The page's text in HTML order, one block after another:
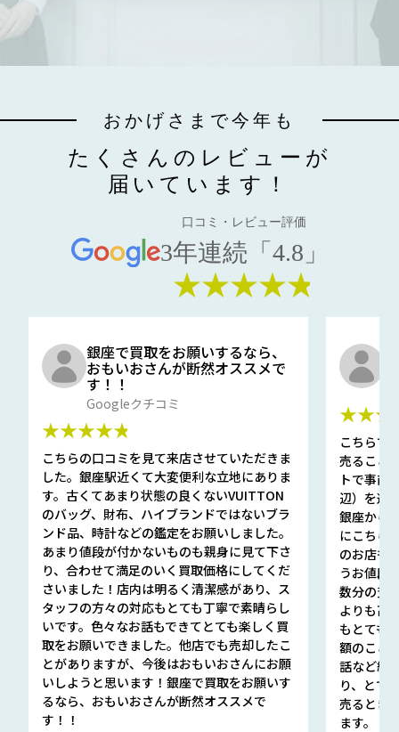
おかげさまで今年も
たくさんのレビューが
届いています！
口コミ・レビュー評価
3年連続「4.8」
★★★★★
銀座で買取をお願いするなら、
おもいおさんが断然オススメで
す！！
Googleクチコミ
★★★★★
こちらの口コミを見て来店させていただきま
した。銀座駅近くて大変便利な立地にありま
す。古くてあまり状態の良くないVUITTON
のバッグ、財布、ハイブランドではないブラ
ンド品、時計などの鑑定をお願いしました。
あまり値段が付かないものも親身に見て下さ
り、合わせて満足のいく買取価格にしてくだ
さいました！店内は明るく清潔感があり、ス
タッフの方々の対応もとても丁寧で素晴らし
いです。色々なお話もできてとても楽しく買
取をお願いできました。他店でも売却したこ
とがありますが、今後はおもいおさんにお願
いしようと思います！銀座で買取をお願いす
るなら、おもいおさんが断然オススメで
す！！
こちらで
売ること
トで事前
辺）を選
銀座から
にこちら
のお店も
うお値段
数分の査
よりも高
もとても
額のこと
話など細
り、とて
売るとき
ます。